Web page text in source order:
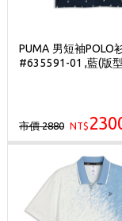
PUMA 男短袖POLO
#635591-01 ,藍(版
市價 2880 NT$